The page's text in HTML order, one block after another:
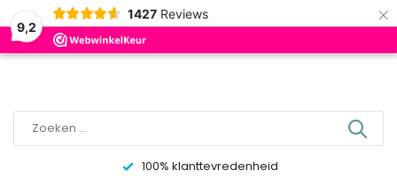
9,2
1427 Reviews ×
0
100% klanttevredenheid